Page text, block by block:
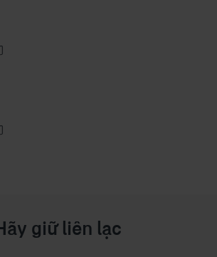
giữ liên lạc